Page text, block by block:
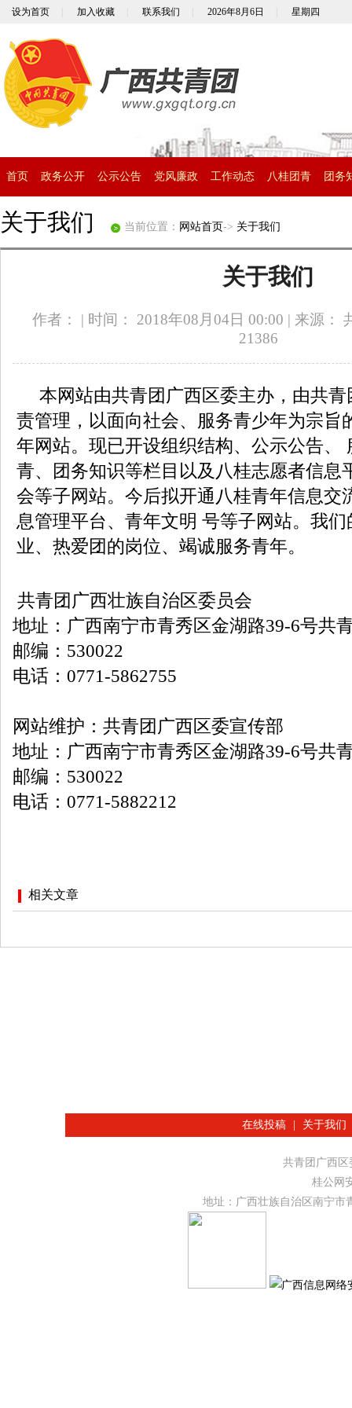
设为首页 加入收藏 联系我们 2026年8月6日 星期四
首页 政务公开 公示公告 党风廉政 工作动态 八桂团青 团务
关于我们 当前位置： 网站首页-> 关于我们
关于我们
作者： | 时间： 2018年08月04日 00:00 | 来源：
21386
本网站由共青团广西区委主办，由共青
责管理，以面向社会、服务青少年为宗旨
年网站。现已开设组织结构、公示公告、
青、团务知识等栏目以及八桂志愿者信息
会等子网站。今后拟开通八桂青年信息交
息管理平台、青年文明 号等子网站。我
业、热爱团的岗位、竭诚服务青年。
共青团广西壮族自治区委员会
地址：广西南宁市青秀区金湖路39-6号共
邮编：530022
电话：0771-5862755
网站维护：共青团广西区委宣传部
地址：广西南宁市青秀区金湖路39-6号共
邮编：530022
电话：0771-5882212
相关文章
在线投稿 关于我们
共青团广西
桂公网
地址：广西壮族自治区南宁市